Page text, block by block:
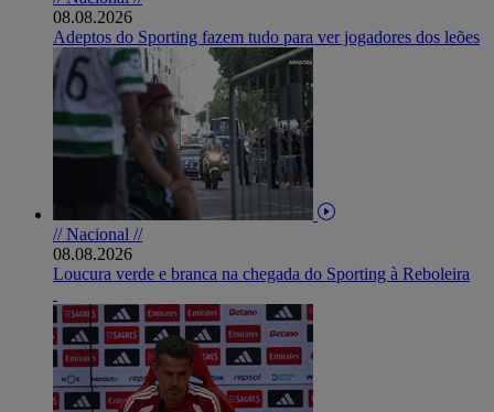
08.08.2026
Adeptos do Sporting fazem tudo para ver jogadores dos leões
// Nacional //
08.08.2026
Loucura verde e branca na chegada do Sporting à Reboleira